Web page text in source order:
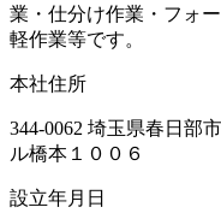
業・仕分け作業・フォ
軽作業等です。
本社住所
344-0062 埼玉県春日部
ル橋本１００６
設立年月日